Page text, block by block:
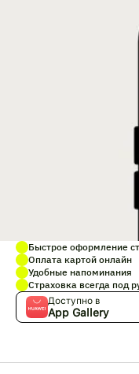
Быстрое оформление
Оплата картой онлайн
Удобные напоминания
Страховка всегда под
Доступно в
App Gallery